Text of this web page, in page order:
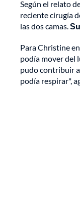
Según el relato
reciente cirugía
las dos camas.
Para Christine
podía mover del
pudo contribuir
podía respirar",